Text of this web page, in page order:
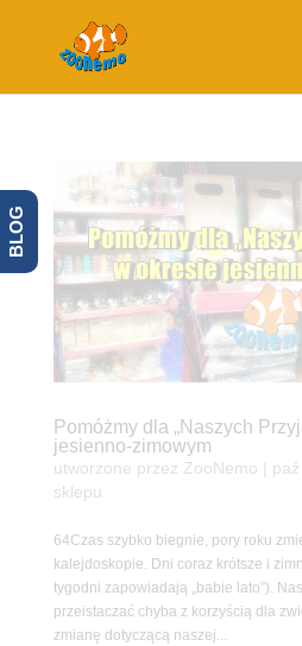
Pomóżmy dla „Naszych
jesienno-zimowym
utworzone przez ZooNemo
sklepu
64Czas szybko biegnie, pory roku
kalejdoskopie. Dni coraz krótsze i
tygodni zapowiadają „babie lato”).
przeistaczać chyba z korzyścią dla
zmianę dotyczącą naszej...
BLOG